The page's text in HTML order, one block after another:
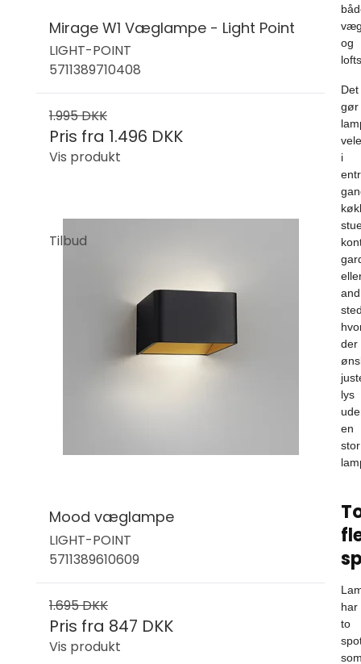
Mirage W1 Væglampe - Light Point
LIGHT-POINT
5711389710408
1.995 DKK
Pris fra 1.496 DKK
Vis produkt
Tilbud
Mood væglampe
LIGHT-POINT
5711389610609
1.695 DKK
Pris fra 847 DKK
Vis produkt
og
Det
gør
i
der
lys
en
stor
har
to